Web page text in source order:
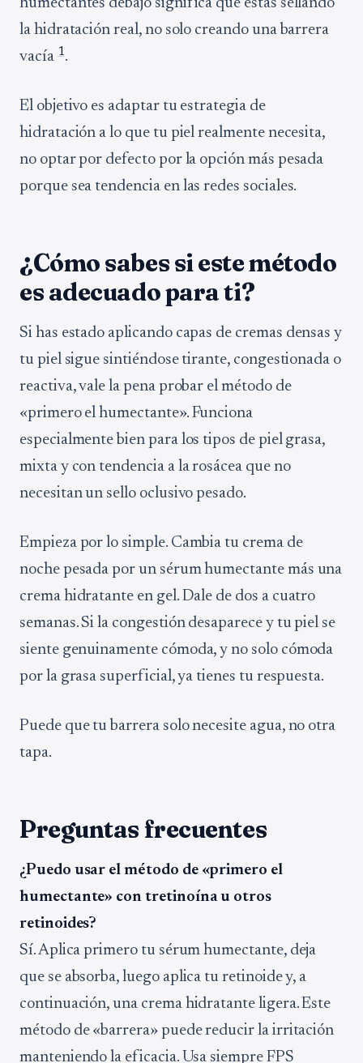
humectantes debajo significa que estás sellando
la hidratación real, no solo creando una barrera
vacía 1.
El objetivo es adaptar tu estrategia de
hidratación a lo que tu piel realmente necesita,
no optar por defecto por la opción más pesada
porque sea tendencia en las redes sociales.
¿Cómo sabes si este método
es adecuado para ti?
Si has estado aplicando capas de cremas densas y
tu piel sigue sintiéndose tirante, congestionada o
reactiva, vale la pena probar el método de
«primero el humectante». Funciona
especialmente bien para los tipos de piel grasa,
mixta y con tendencia a la rosácea que no
necesitan un sello oclusivo pesado.
Empieza por lo simple. Cambia tu crema de
noche pesada por un sérum humectante más una
crema hidratante en gel. Dale de dos a cuatro
semanas. Si la congestión desaparece y tu piel se
siente genuinamente cómoda, y no solo cómoda
por la grasa superficial, ya tienes tu respuesta.
Puede que tu barrera solo necesite agua, no otra
tapa.
Preguntas frecuentes
¿Puedo usar el método de «primero el
humectante» con tretinoína u otros
retinoides?
Sí. Aplica primero tu sérum humectante, deja
que se absorba, luego aplica tu retinoide y, a
continuación, una crema hidratante ligera. Este
método de «barrera» puede reducir la irritación
manteniendo la eficacia. Usa siempre FPS